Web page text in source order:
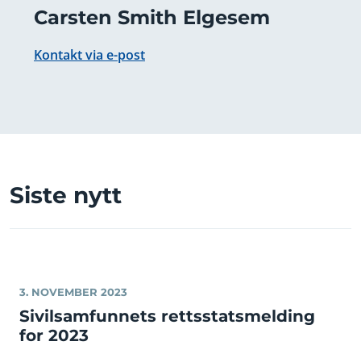
Carsten Smith Elgesem
Kontakt via e-post
Siste nytt
3. NOVEMBER 2023
Sivilsamfunnets rettsstatsmelding
for 2023